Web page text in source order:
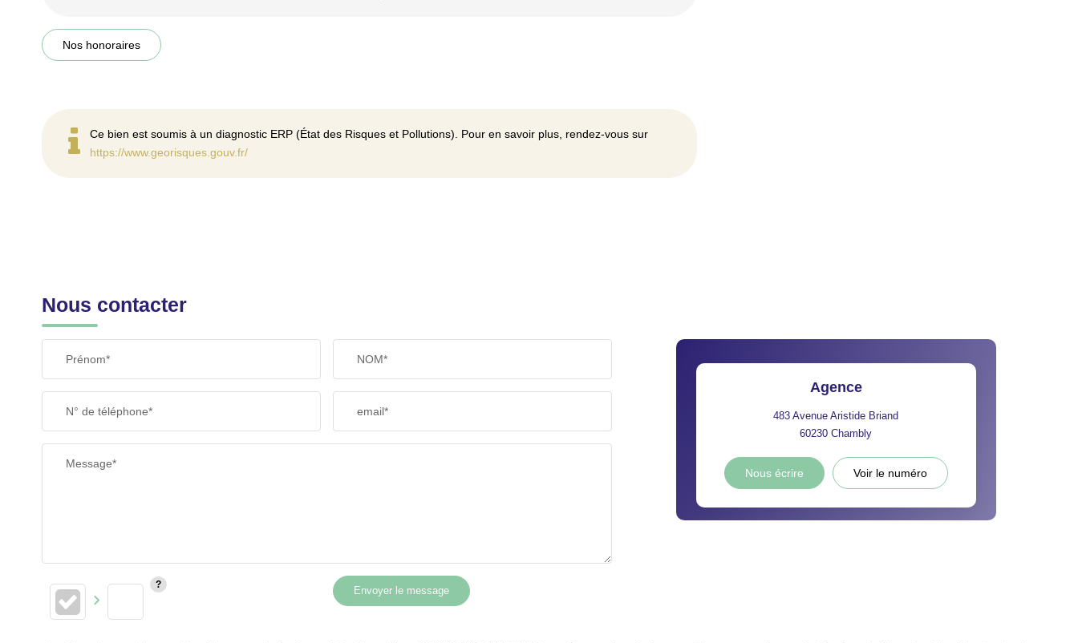
Nos honoraires
Ce bien est soumis à un diagnostic ERP (État des Risques et Pollutions). Pour en savoir plus, rendez-vous sur
https://www.georisques.gouv.fr/
Nous contacter
Prénom* NOM*
N° de téléphone* email*
Message*
Envoyer le message
Agence
483 Avenue Aristide Briand
60230Chambly
Nous écrire Voir le numéro